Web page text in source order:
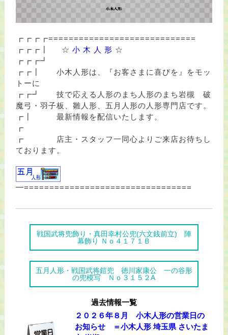
┏┏┏┏=============================
┏┏┏┃
☆ 小 木 人 形 ☆
┏┏┏┛
┏┏┃ 小木人形は、『お客さまに喜びを』をモッ
トーに
┏┏┛ 技で応える人形のまち人形のまち岩槻 破
魔弓・羽子板、雛人形、五月人形の人形専門店です。
┏┃ 最新情報を配信いたします。
┏
┏ 店主・スタッフ一同心よりご来店お待ちし
ております。
━=================================
戦国武将兜飾り・真田幸村公兜(六文銭前立) 陣
幕飾り Ｎｏ４１７１Ｂ
五月人形・戦国武将鎧兜 徳川家康公 一の谷形
の兜模写 Ｎｏ３１５２A
過去情報一覧
２０２６年８月 小木人形の営業日の
お知らせ ＝小木人形 埼玉県 さいたま